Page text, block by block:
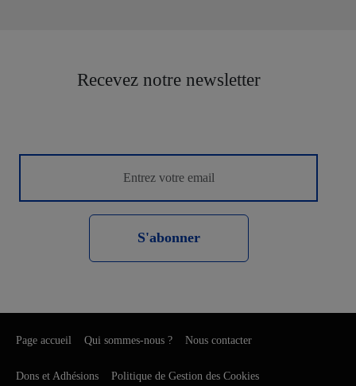
Recevez notre newsletter
S'abonner
Page accueil Qui sommes-nous ? Nous contacter
Dons et Adhésions Politique de Gestion des Cookies